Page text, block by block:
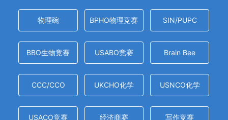
物理碗 BPHO物理竞赛 SIN/PUPC
BBO生物竞赛 USABO竞赛 Brain Bee
CCC/CCO UKCHO化学 USNCO化学
USACO竞赛 经济商赛 写作竞赛